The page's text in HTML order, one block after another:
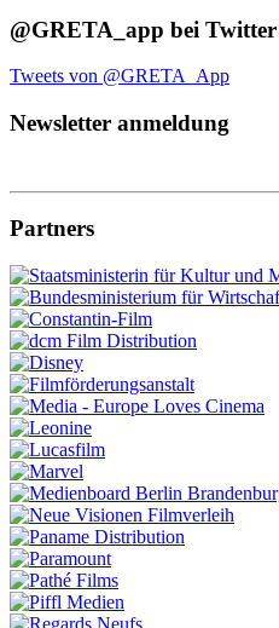
@GRETA_app bei Twitter
Tweets von @GRETA_App
Newsletter anmeldung
Partners